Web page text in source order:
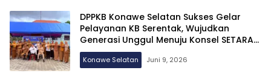
DPPKB Konawe Selatan Sukses Gelar
Pelayanan KB Serentak, Wujudkan
Generasi Unggul Menuju Konsel SETARA
dan Indonesia Emas 2045
Konawe Selatan Juni 9, 2026